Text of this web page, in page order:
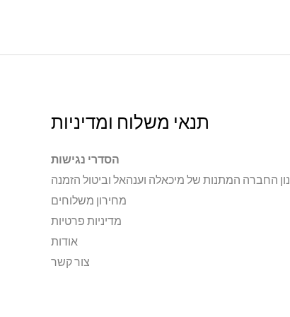
תנאי משלוח ומדיניות
הסדרי נגישות
החברה המתנות של מיכאלה וענהאל וביטול הזמנה
מחירון משלוחים
מדיניות פרטיות
אודות
צור קשר